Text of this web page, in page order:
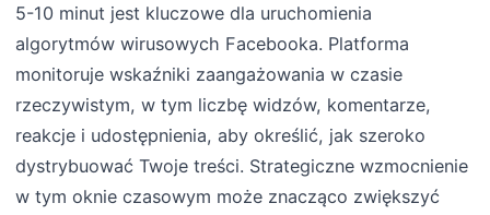
5-10 minut jest kluczowe dla uruchomienia
algorytmów wirusowych Facebooka. Platforma
monitoruje wskaźniki zaangażowania w czasie
rzeczywistym, w tym liczbę widzów, komentarze,
reakcje i udostępnienia, aby określić, jak szeroko
dystrybuować Twoje treści. Strategiczne wzmocnienie
w tym oknie czasowym może znacząco zwiększyć